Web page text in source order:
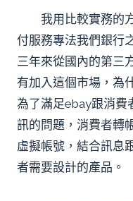
我用比較實務的方
付服務專法我們銀行
三年來從國內的第三
有加入這個市場，為
為了滿足ebay跟消費
訊的問題，消費者轉
虛擬帳號，結合訊息
者需要設計的產品。